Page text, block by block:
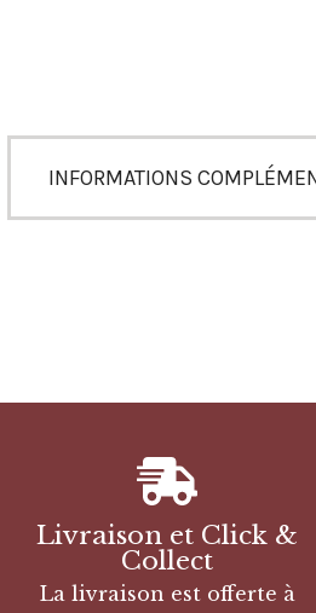
INFORMATIONS
Livraison et Click &
Collect
La livraison est offerte à